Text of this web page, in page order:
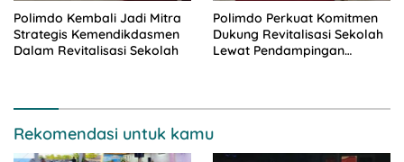
Polimdo Kembali Jadi Mitra
Strategis Kemendikdasmen
Dalam Revitalisasi Sekolah
Polimdo Perkuat Komitmen
Dukung Revitalisasi Sekolah
Lewat Pendampingan
Rekomendasi untuk kamu